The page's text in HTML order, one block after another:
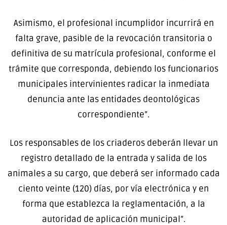
Asimismo, el profesional incumplidor incurrirá en
falta grave, pasible de la revocación transitoria o
definitiva de su matrícula profesional, conforme el
trámite que corresponda, debiendo los funcionarios
municipales intervinientes radicar la inmediata
denuncia ante las entidades deontológicas
correspondiente”.
Los responsables de los criaderos deberán llevar un
registro detallado de la entrada y salida de los
animales a su cargo, que deberá ser informado cada
ciento veinte (120) días, por vía electrónica y en
forma que establezca la reglamentación, a la
autoridad de aplicación municipal”.